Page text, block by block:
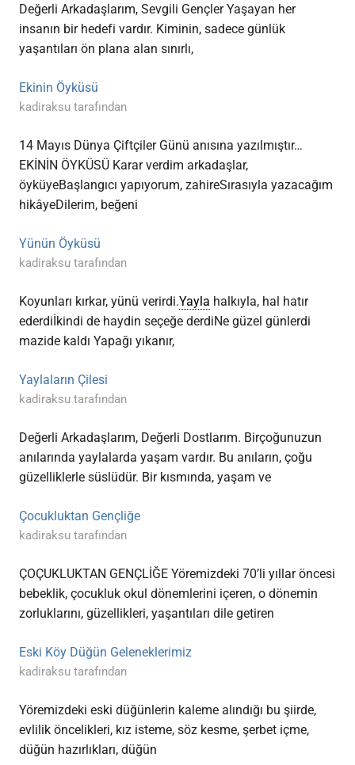
Değerli Arkadaşlarım, Sevgili Gençler Yaşayan her
insanın bir hedefi vardır. Kiminin, sadece günlük
yaşantıları ön plana alan sınırlı,
Ekinin Öyküsü
kadiraksu tarafından
14 Mayıs Dünya Çiftçiler Günü anısına yazılmıştır…
EKİNİN ÖYKÜSÜ Karar verdim arkadaşlar,
öyküyeBaşlangıcı yapıyorum, zahireSırasıyla yazacağım
hikâyeDilerim, beğeni
Yünün Öyküsü
kadiraksu tarafından
Koyunları kırkar, yünü verirdi.Yayla halkıyla, hal hatır
ederdiİkindi de haydin seçeğe derdiNe güzel günlerdi
mazide kaldı Yapağı yıkanır,
Yaylaların Çilesi
kadiraksu tarafından
Değerli Arkadaşlarım, Değerli Dostlarım. Birçoğunuzun
anılarında yaylalarda yaşam vardır. Bu anıların, çoğu
güzelliklerle süslüdür. Bir kısmında, yaşam ve
Çocukluktan Gençliğe
kadiraksu tarafından
ÇOÇUKLUKTAN GENÇLİĞE Yöremizdeki 70’li yıllar öncesi
bebeklik, çocukluk okul dönemlerini içeren, o dönemin
zorluklarını, güzellikleri, yaşantıları dile getiren
Eski Köy Düğün Geleneklerimiz
kadiraksu tarafından
Yöremizdeki eski düğünlerin kaleme alındığı bu şiirde,
evlilik öncelikleri, kız isteme, söz kesme, şerbet içme,
düğün hazırlıkları, düğün